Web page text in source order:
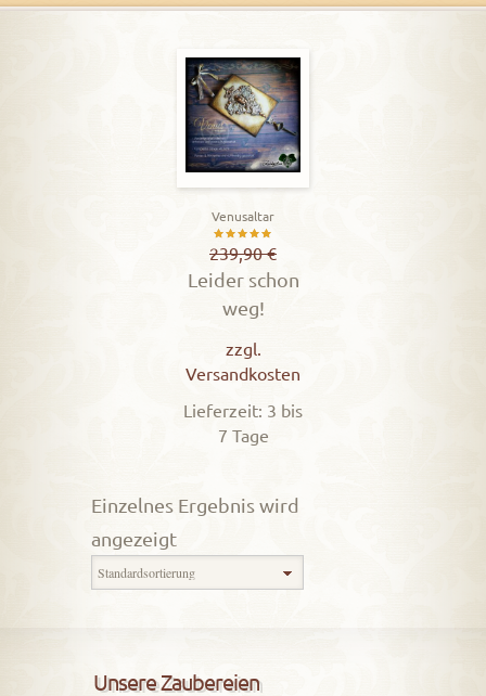
Venusaltar
Bewertet
mit
5.00
239,90€
Leider schon
weg!
zzgl.
Versandkosten
Lieferzeit: 3 bis
7 Tage
Einzelnes Ergebnis wird
angezeigt
Unsere Zaubereien